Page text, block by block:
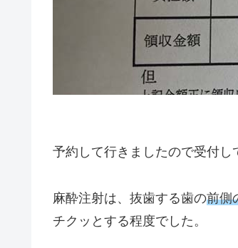
予約して行きましたので受付し
麻酔注射は、抜歯する歯の前側
チクッとする程度でした。